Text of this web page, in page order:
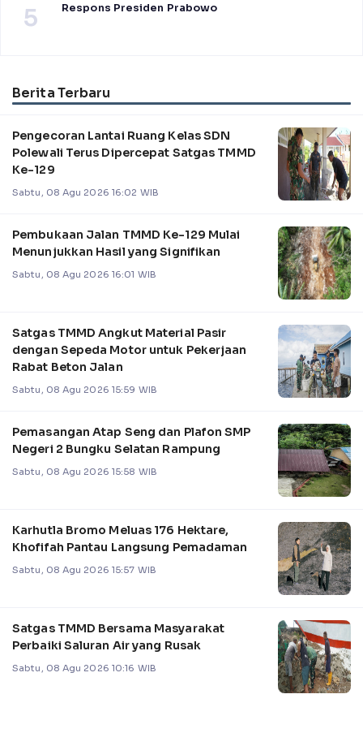
5 Respons Presiden Prabowo
Berita Terbaru
Pengecoran Lantai Ruang Kelas SDN
Polewali Terus Dipercepat Satgas TMMD
Ke-129
Sabtu, 08 Agu 2026 16:02 WIB
Pembukaan Jalan TMMD Ke-129 Mulai
Menunjukkan Hasil yang Signifikan
Sabtu, 08 Agu 2026 16:01 WIB
Satgas TMMD Angkut Material Pasir
dengan Sepeda Motor untuk Pekerjaan
Rabat Beton Jalan
Sabtu, 08 Agu 2026 15:59 WIB
Pemasangan Atap Seng dan Plafon SMP
Negeri 2 Bungku Selatan Rampung
Sabtu, 08 Agu 2026 15:58 WIB
Karhutla Bromo Meluas 176 Hektare,
Khofifah Pantau Langsung Pemadaman
Sabtu, 08 Agu 2026 15:57 WIB
Satgas TMMD Bersama Masyarakat
Perbaiki Saluran Air yang Rusak
Sabtu, 08 Agu 2026 10:16 WIB